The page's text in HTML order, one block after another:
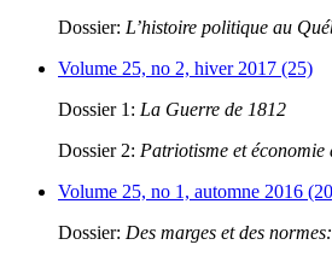
Dossier: L’histoire politique au
Volume 25, no 2, hiver 2017 (25)
Dossier 1: La Guerre de 1812
Dossier 2: Patriotisme et
Volume 25, no 1, automne 2016
Dossier: Des marges et des